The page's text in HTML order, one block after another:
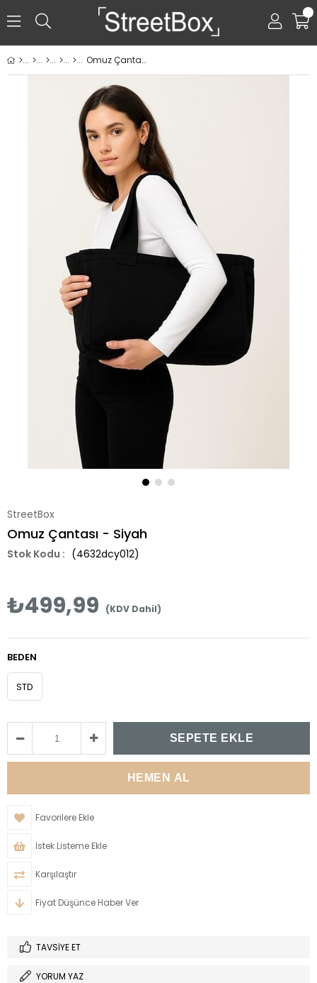
0
Omuz Çantası - Siyah
StreetBox
Omuz Çantası - Siyah
(4632dcy012)
₺499,99 (KDV Dahil)
BEDEN
STD
Favorilere Ekle
İstek Listeme Ekle
Karşılaştır
Fiyat Düşünce Haber Ver
TAVSIYE ET
YORUM YAZ